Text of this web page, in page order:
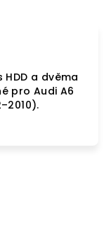
a dvěma
pro Audi A6